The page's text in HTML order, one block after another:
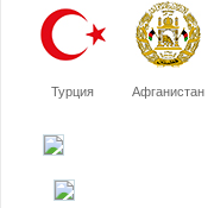
Турция Афганистан